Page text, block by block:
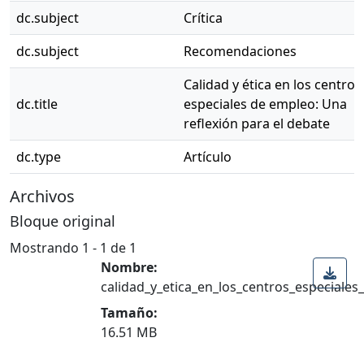
dc.subject
Crítica
dc.subject
Recomendaciones
dc.title
Calidad y ética en los centros
especiales de empleo: Una
reflexión para el debate
dc.type
Artículo
Archivos
Bloque original
Mostrando 1 - 1 de 1
Nombre:
Tamaño:
16.51 MB